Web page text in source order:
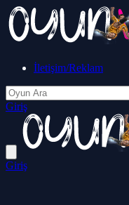
İletişim/Reklam
Giriş
Giriş